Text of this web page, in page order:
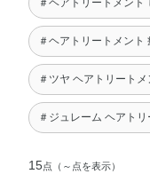
＃ヘアトリートメント
＃ヘアトリートメント
＃ツヤ ヘアトリートメ
＃ジュレーム ヘアトリ
15点 （～点を表示）